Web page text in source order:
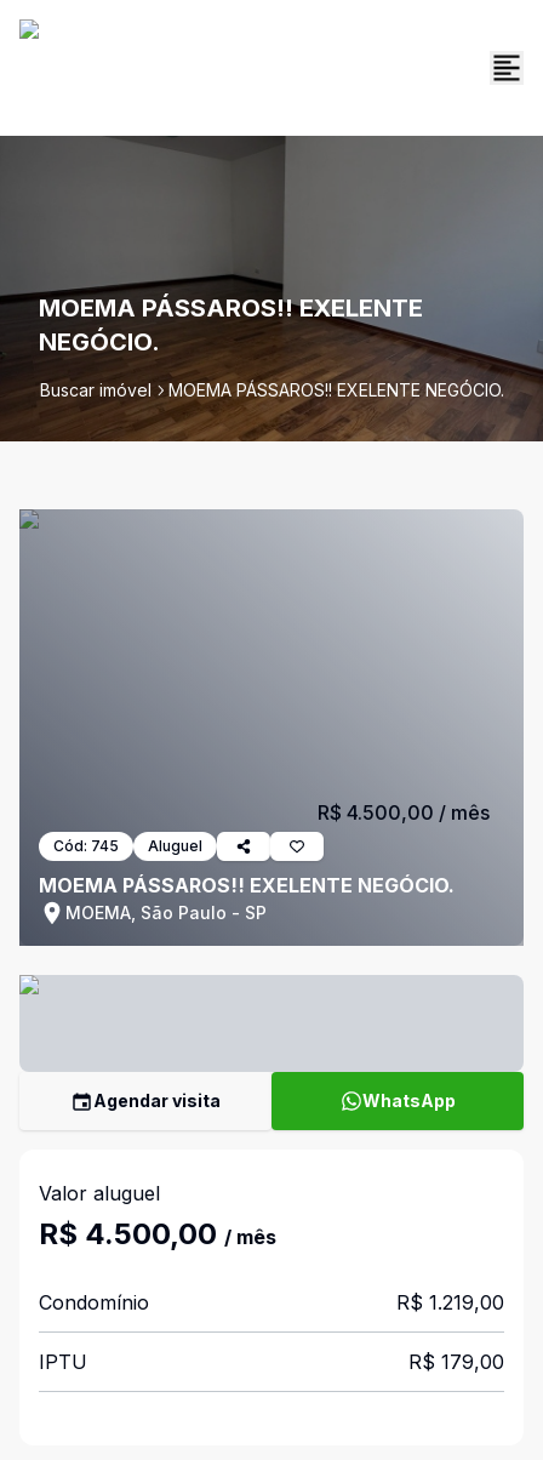
MOEMA PÁSSAROS!! EXELENTE
NEGÓCIO.
Buscar imóvel MOEMA PÁSSAROS!! EXELENTE NEGÓCIO.
Cód: 745 Aluguel
MOEMA PÁSSAROS!! EXELENTE NEGÓCIO.
MOEMA, São Paulo - SP
R$ 4.500,00 / mês
Agendar visita WhatsApp
Valor aluguel
R$ 4.500,00 / mês
Condomínio R$ 1.219,00
IPTU R$ 179,00